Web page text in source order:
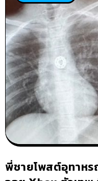
พี่ชายโพสต์อุทาห